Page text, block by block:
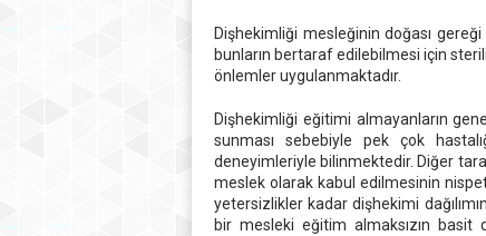
Dişhekimliği mesleğinin doğası
bunların bertaraf edilebilmesi için
önlemler uygulanmaktadır.
Dişhekimliği eğitimi almayanların
sunması sebebiyle pek çok
deneyimleriyle bilinmektedir. Diğer
meslek olarak kabul edilmesinin
yetersizlikler kadar dişhekimi
bir mesleki eğitim almaksızın